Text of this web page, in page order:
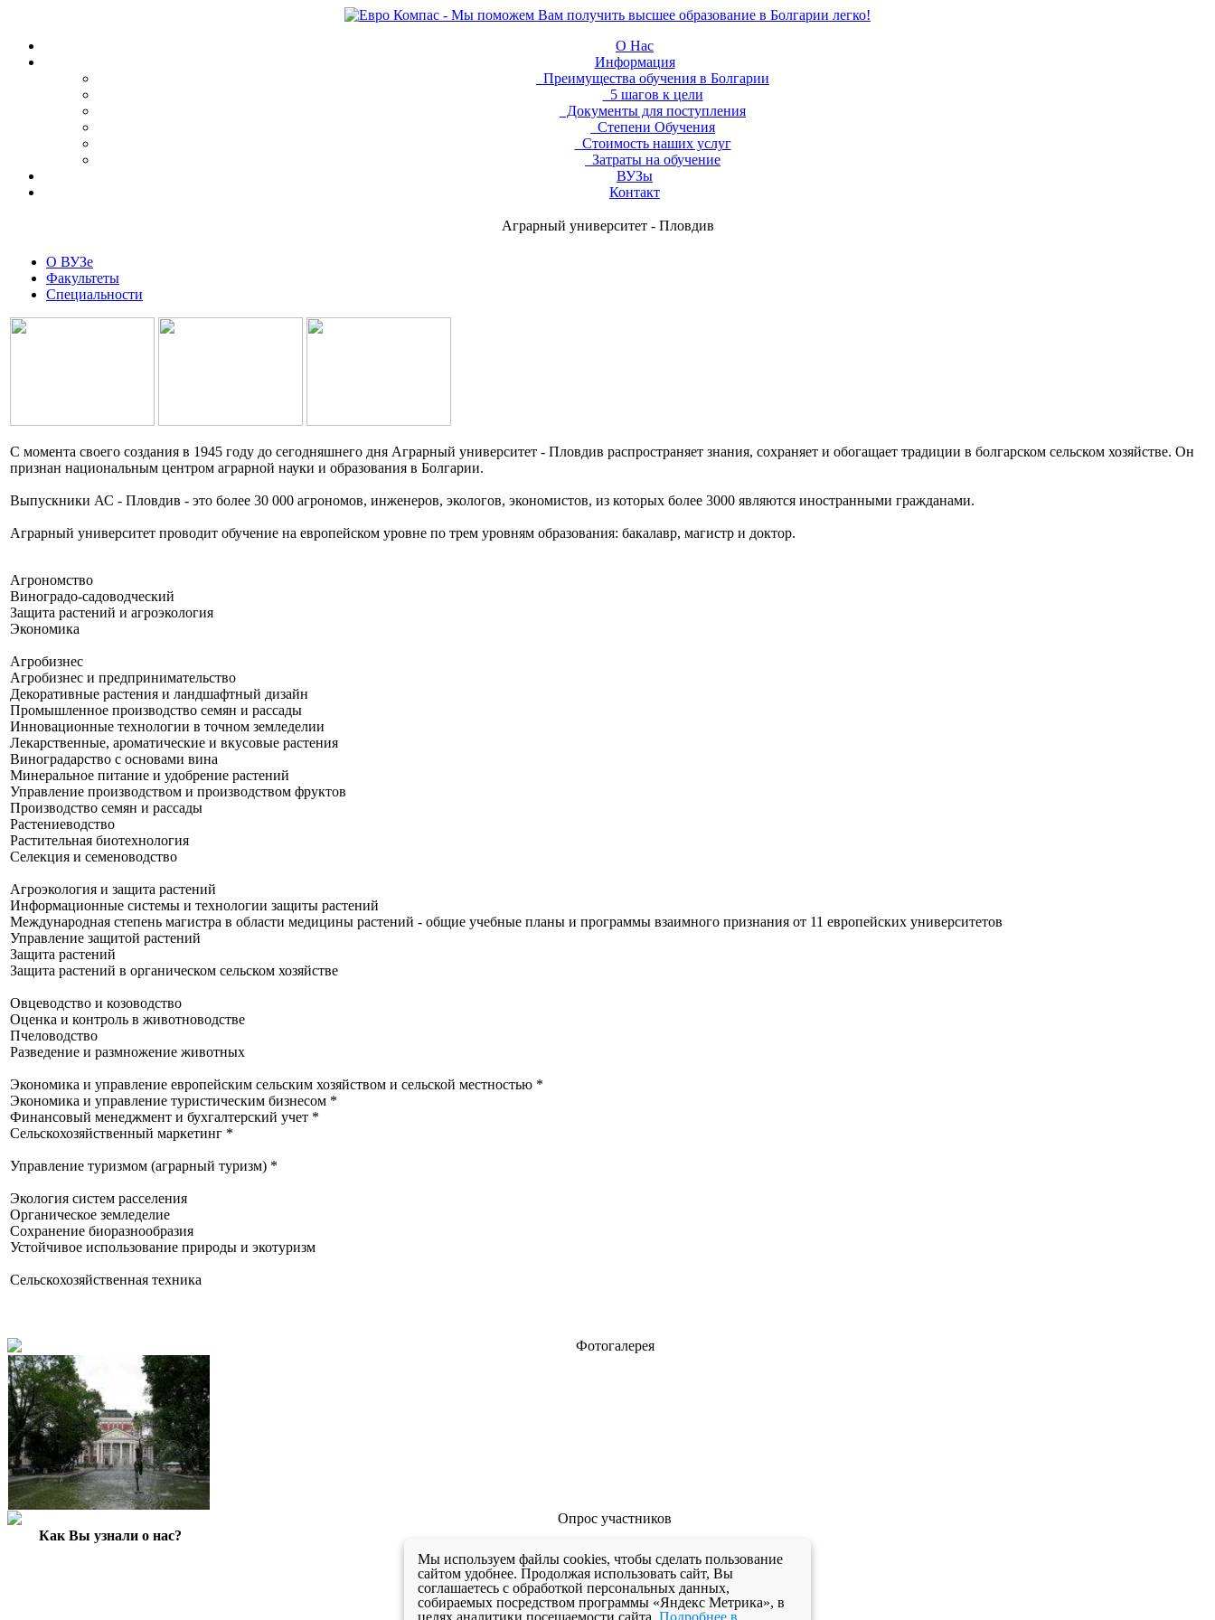
О Нас
Информация
Преимущества обучения в Болгарии
5 шагов к цели
Документы для поступления
Степени Обучения
Стоимость наших услуг
Затраты на обучение
ВУЗы
Контакт
Аграрный университет - Пловдив
О ВУЗе
Факультеты
Специальности
С момента своего создания в 1945 году до сегодняшнего дня Аграрный университет - Пловдив распространяет знания, сохраняет и обогащает традиции в болгарском сельском хозяйстве. Он
признан национальным центром аграрной науки и образования в Болгарии.
Выпускники АС - Пловдив - это более 30 000 агрономов, инженеров, экологов, экономистов, из которых более 3000 являются иностранными гражданами.
Аграрный университет проводит обучение на европейском уровне по трем уровням образования: бакалавр, магистр и доктор.
Агрономство
Виноградо-садоводческий
Защита растений и агроэкология
Экономика
Агробизнес
Агробизнес и предпринимательство
Декоративные растения и ландшафтный дизайн
Промышленное производство семян и рассады
Инновационные технологии в точном земледелии
Лекарственные, ароматические и вкусовые растения
Виноградарство с основами вина
Минеральное питание и удобрение растений
Управление производством и производством фруктов
Производство семян и рассады
Растениеводство
Растительная биотехнология
Селекция и семеноводство
Агроэкология и защита растений
Информационные системы и технологии защиты растений
Международная степень магистра в области медицины растений - общие учебные планы и программы взаимного признания от 11 европейских университетов
Управление защитой растений
Защита растений
Защита растений в органическом сельском хозяйстве
Овцеводство и козоводство
Оценка и контроль в животноводстве
Пчеловодство
Разведение и размножение животных
Экономика и управление европейским сельским хозяйством и сельской местностью *
Экономика и управление туристическим бизнесом *
Финансовый менеджмент и бухгалтерский учет *
Сельскохозяйственный маркетинг *
Управление туризмом (аграрный туризм) *
Экология систем расселения
Органическое земледелие
Сохранение биоразнообразия
Устойчивое использование природы и экотуризм
Сельскохозяйственная техника
Фотогалерея
Опрос участников
Как Вы узнали о нас?
Через поиск
Через друзей
Через рекламу
Случайно
Мы используем файлы cookies, чтобы сделать пользование
сайтом удобнее. Продолжая использовать сайт, Вы
соглашаетесь с обработкой персональных данных,
собираемых посредством программы «Яндекс Метрика», в
целях аналитики посещаемости сайта. Подробнее в